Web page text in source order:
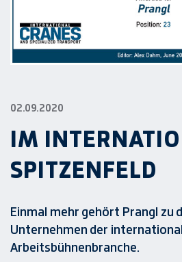
02.09.2020
IM
SPITZENFELD
Einmal mehr gehört Prangl zu
Unternehmen der
Arbeitsbühnenbranche.